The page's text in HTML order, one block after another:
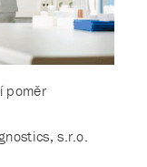
poměr
s.r.o.